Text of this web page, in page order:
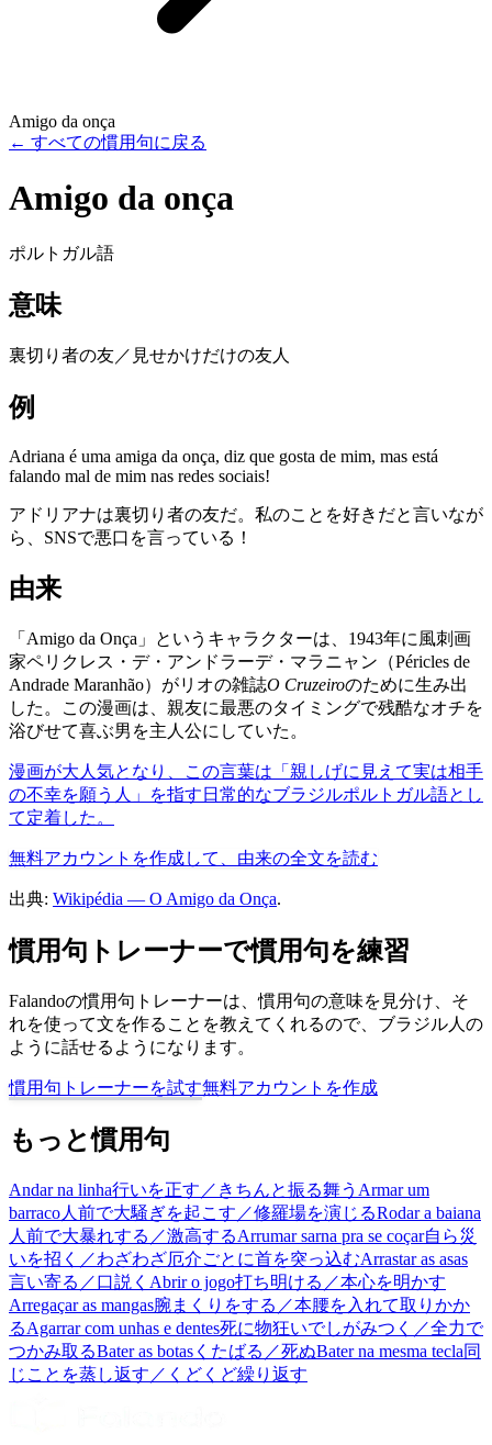
Amigo da onça
← すべての慣用句に戻る
Amigo da onça
ポルトガル語
意味
裏切り者の友／見せかけだけの友人
例
Adriana é uma amiga da onça, diz que gosta de mim, mas está
falando mal de mim nas redes sociais!
アドリアナは裏切り者の友だ。私のことを好きだと言いなが
ら、SNSで悪口を言っている！
由来
「Amigo da Onça」というキャラクターは、1943年に風刺画
家ペリクレス・デ・アンドラーデ・マラニャン（Péricles de
Andrade Maranhão）がリオの雑誌O Cruzeiroのために生み出
した。この漫画は、親友に最悪のタイミングで残酷なオチを
浴びせて喜ぶ男を主人公にしていた。
漫画が大人気となり、この言葉は「親しげに見えて実は相手
の不幸を願う人」を指す日常的なブラジルポルトガル語とし
て定着した。
無料アカウントを作成して、由来の全文を読む
出典: Wikipédia — O Amigo da Onça.
慣用句トレーナーで慣用句を練習
Falandoの慣用句トレーナーは、慣用句の意味を見分け、そ
れを使って文を作ることを教えてくれるので、ブラジル人の
ように話せるようになります。
慣用句トレーナーを試す無料アカウントを作成
もっと慣用句
Andar na linha行いを正す／きちんと振る舞う Armar um
barraco人前で大騒ぎを起こす／修羅場を演じるRodar a baiana
人前で大暴れする／激高するArrumar sarna pra se coçar自ら災
いを招く／わざわざ厄介ごとに首を突っ込むArrastar as asas
言い寄る／口説く Abrir o jogo打ち明ける／本心を明かす
Arregaçar as mangas腕まくりをする／本腰を入れて取りかか
るAgarrar com unhas e dentes死に物狂いでしがみつく／全力で
つかみ取るBater as botas くたばる／死ぬBater na mesma tecla同
じことを蒸し返す／くどくど繰り返す